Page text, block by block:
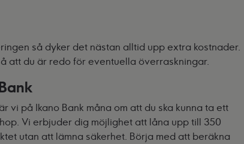
så dyker det nästan alltid upp extra kostnader.
att du är redo för eventuella överraskningar.
vi på Ikano Bank måna om att du ska kunna ta ett
Vi erbjuder dig möjlighet att låna upp till 350
utan att lämna säkerhet. Börja med att beräkna